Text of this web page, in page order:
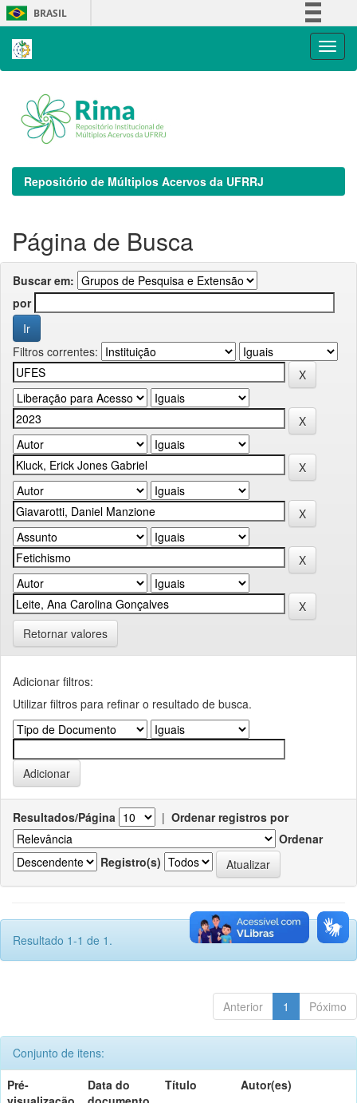
Skip
navigation
BRASIL
Repositório de Múltiplos Acervos da UFRRJ
Página de Busca
Buscar em:
por
Filtros correntes:
Retornar valores
Adicionar filtros:
Utilizar filtros para refinar o resultado de busca.
Resultados/Página | Ordenar registros por
Ordenar
Registro(s)
Resultado 1-1 de 1.
Anterior 1 Póximo
Conjunto de itens:
Pré-
Data do
Título Autor(es)